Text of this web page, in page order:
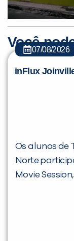
Você07/08/2026
inFlux
Os alunos de
Norte
Movie